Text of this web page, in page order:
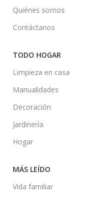
Quiénes somos
Contáctanos
TODO HOGAR
Limpieza en casa
Manualidades
Decoración
Jardinería
Hogar
MÁS LEÍDO
Vida familiar